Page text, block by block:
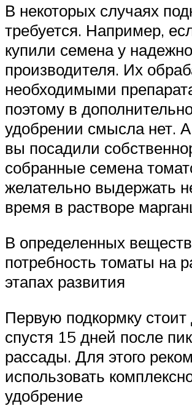
В некоторых случаях
требуется. Например,
купили семена у
производителя. Их
необходимыми
поэтому в
удобрении смысла нет.
вы посадили
собранные семена
желательно выдержать
время в растворе
В определенных
потребность томаты на
этапах развития
Первую подкормку стоит
спустя 15 дней после
рассады. Для этого
использовать
удобрение